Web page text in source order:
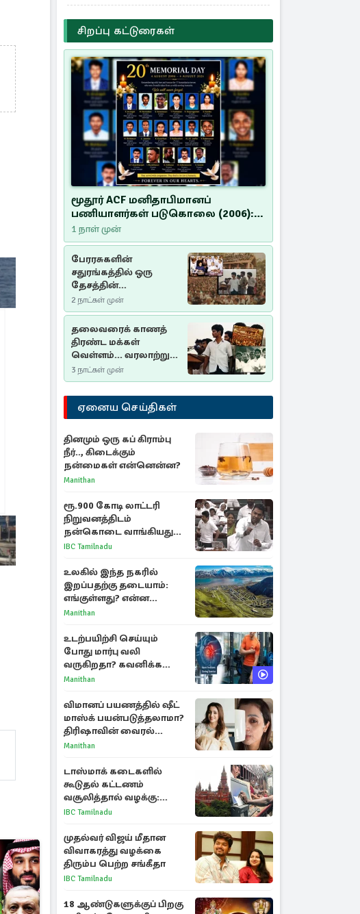
சிறப்பு கட்டுரைகள்
மூதூர் ACF மனிதாபிமானப்
பணியாளர்கள் படுகொலை (2006):
20 ஆண்டுகளாகியும் நீதி
மறுக்கப்பட்ட மனிதாபிமானப்
பேரவலம்
1 நாள் முன்
பேரரசுகளின்
சதுரங்கத்தில் ஒரு
தேசத்தின்
தீர்க்கதரிசனம் :
சுதுமலை பிரகடனம்
ஒரு வரலாற்றுப் பாடம்
2 நாட்கள் முன்
தலைவரைக் காணத்
திரண்ட மக்கள்
வெள்ளம்... வரலாற்றுச்
சிறப்புமிக்க சுதுமலைப்
பிரகடனம்…
3 நாட்கள் முன்
ஏனைய செய்திகள்
தினமும் ஒரு கப் கிராம்பு
நீர்.., கிடைக்கும்
நன்மைகள் என்னென்ன?
Manithan
ரூ.900 கோடி லாட்டரி
நிறுவனத்திடம்
நன்கொடை வாங்கியது
ஏன்? உதயநிதி - ஆதவ்
IBC Tamilnadu
உலகில் இந்த நகரில்
இறப்பதற்கு தடையாம்:
எங்குள்ளது? என்ன
காரணம் தெரியுமா?
Manithan
உடற்பயிற்சி செய்யும்
போது மார்பு வலி
வருகிறதா? கவனிக்க
வேண்டிய எச்சரிக்கை
Manithan
விமானப் பயணத்தில் ஷீட்
மாஸ்க் பயன்படுத்தலாமா?
திரிஷாவின் வைரல்
செல்ஃபிக்கு மருத்துவர்
Manithan
டாஸ்மாக் கடைகளில்
கூடுதல் கட்டணம்
வசூலித்தால் வழக்கு:
சென்னை உயர்நீதிமன்றம்
IBC Tamilnadu
முதல்வர் விஜய் மீதான
விவாகரத்து வழக்கை
திரும்ப பெற்ற சங்கீதா
IBC Tamilnadu
18 ஆண்டுகளுக்குப் பிறகு